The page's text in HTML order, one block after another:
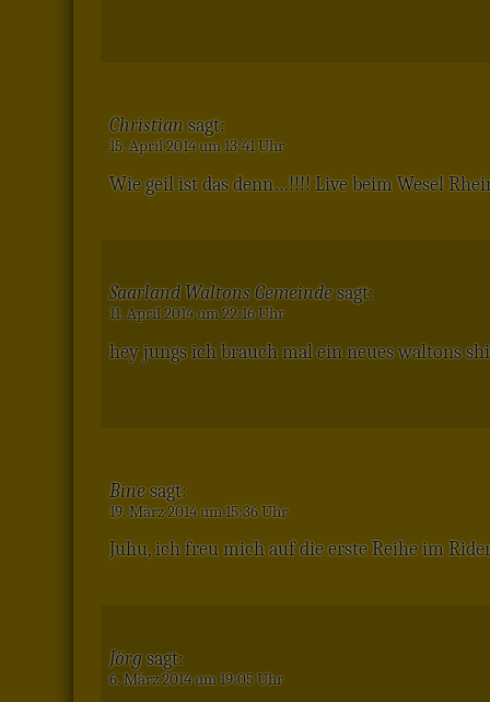
Christian sagt:
15. April 2014 um 13:41 Uhr
Wie geil ist das denn…!!!! Live beim Wesel
Saarland Waltons Gemeindesagt:
11. April 2014 um 22:16 Uhr
hey jungs ich brauch mal ein neues waltons
Binesagt:
19. März 2014 um 15:36 Uhr
Juhu, ich freu mich auf die erste Reihe im
Jörgsagt:
6. März 2014 um 19:05 Uhr